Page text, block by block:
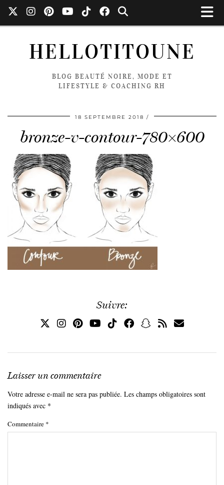
HELLOTITOUNE
BLOG BEAUTÉ NOIRE, MODE ET
LIFESTYLE & COACHING RH
18 SEPTEMBRE 2018
bronze-v-contour-780×600
Suivre:
Laisser un commentaire
Votre adresse e-mail ne sera pas publiée. Les champs obligatoires sont
indiqués avec *
Commentaire *